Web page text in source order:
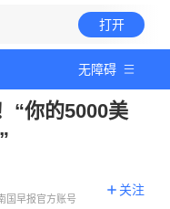
打开
无障碍
“你的5000美
国早报官方账号
关注